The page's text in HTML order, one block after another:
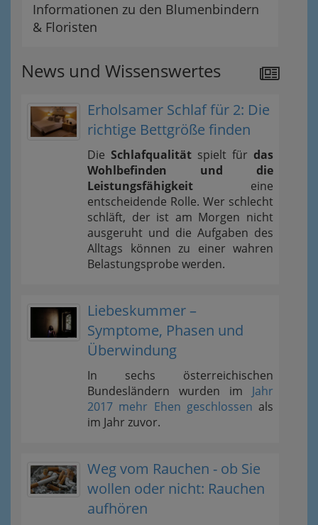
Informationen zu den Blumenbindern
& Floristen
News und Wissenswertes
Erholsamer Schlaf für 2: Die
richtige Bettgröße finden
Die Schlafqualität spielt für das
Wohlbefinden und die
Leistungsfähigkeit eine
entscheidende Rolle. Wer schlecht
schläft, der ist am Morgen nicht
ausgeruht und die Aufgaben des
Alltags können zu einer wahren
Belastungsprobe werden.
Liebeskummer –
Symptome, Phasen und
Überwindung
In sechs österreichischen
Bundesländern wurden im Jahr
2017 mehr Ehen geschlossen als
im Jahr zuvor.
Weg vom Rauchen - ob Sie
wollen oder nicht: Rauchen
aufhören